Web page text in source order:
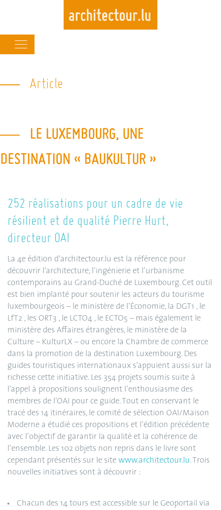
navigation
Article
LE LUXEMBOURG, UNE
DESTINATION « BAUKULTUR »
252 réalisations pour un cadre de vie
résilient et de qualité Pierre Hurt,
directeur OAI
La 4e édition d’architectour.lu est la référence pour
découvrir l’architecture, l’ingénierie et l’urbanisme
contemporains au Grand-Duché de Luxembourg. Cet outil
est bien implanté pour soutenir les acteurs du tourisme
luxembourgeois – le ministère de l’Économie, la DGT1 , le
LfT2 , les ORT3 , le LCTO4 , le ECTO5 – mais également le
ministère des Affaires étrangères, le ministère de la
Culture – KulturLX – ou encore la Chambre de commerce
dans la promotion de la destination Luxembourg. Des
guides touristiques internationaux s’appuient aussi sur la
richesse cette initiative. Les 354 projets soumis suite à
l’appel à propositions soulignent l’enthousiasme des
membres de l’OAI pour ce guide. Tout en conservant le
tracé des 14 itinéraires, le comité de sélection OAI/Maison
Moderne a étudié ces propositions et l’édition précédente
avec l’objectif de garantir la qualité et la cohérence de
l’ensemble. Les 102 objets non repris dans le livre sont
cependant présentés sur le site www.architectour.lu. Trois
nouvelles initiatives sont à découvrir :
Chacun des 14 tours est accessible sur le Geoportail via